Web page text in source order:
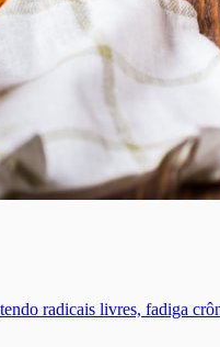
radicais livres, fadiga